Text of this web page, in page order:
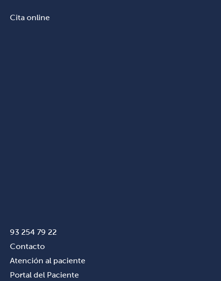
Cita online
93 254 79 22
Contacto
Atención al paciente
Portal del Paciente